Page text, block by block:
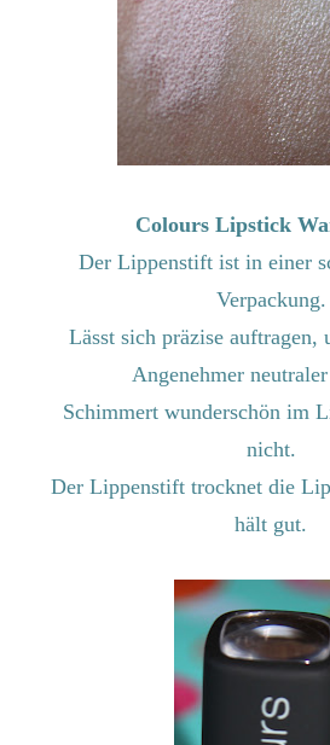
Der Lippenstift ist in einer
Verpackung.
Lässt sich präzise auftragen,
Angenehmer
Schimmert wunderschön im
Der Lippenstift trocknet die